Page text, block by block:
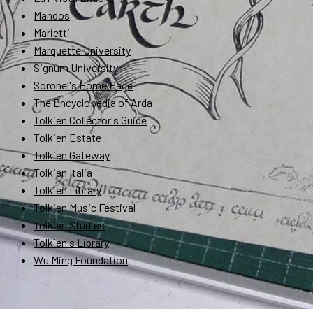
Mandos
Marietti
Marquette University
Signum University
Soronel's Home Page
The Encyclopedia of Arda
Tolkien Collector's Guide
Tolkien Estate
Tolkien Gateway
Tolkien Italia
Tolkien Library
Tolkien Music Festival
Tolkien Studies
Tolkien's Library
Wu Ming Foundation